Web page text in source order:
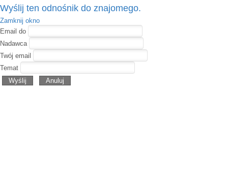
Wyślij ten odnośnik do znajomego.
Zamknij okno
Email do
Nadawca
Twój email
Temat
Wyślij
Anuluj